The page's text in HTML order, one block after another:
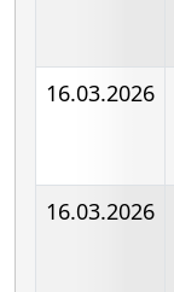
16.03.2026
16.03.2026